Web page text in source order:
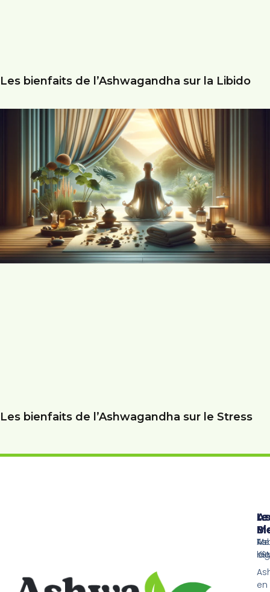
Les bienfaits de l’Ashwagandha sur la Libido
Les bienfaits de l’Ashwagandha sur le Stress
en